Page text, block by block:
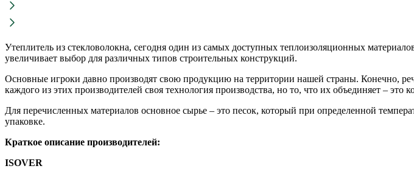
Утеплитель из стекловолокна, сегодня один из самых доступных теплоизоляционных
увеличивает выбор для различных типов строительных конструкций.
Основные игроки давно производят свою продукцию на территории нашей страны. Конечно,
каждого из этих производителей своя технология производства, но то, что их объединяет – это
Для перечисленных материалов основное сырье – это песок, который при определенной
упаковке.
Краткое описание производителей:
ISOVER